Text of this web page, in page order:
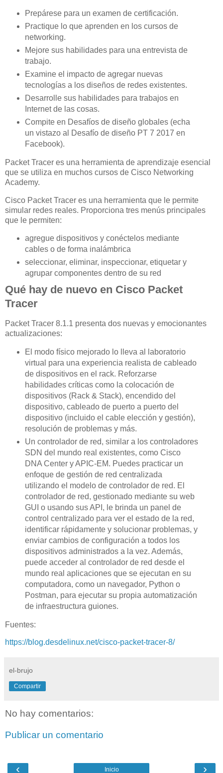
Prepárese para un examen de certificación.
Practique lo que aprenden en los cursos de
networking.
Mejore sus habilidades para una entrevista de
trabajo.
Examine el impacto de agregar nuevas
tecnologías a los diseños de redes existentes.
Desarrolle sus habilidades para trabajos en
Internet de las cosas.
Compite en Desafíos de diseño globales (echa
un vistazo al Desafío de diseño PT 7 2017 en
Facebook).
Packet Tracer es una herramienta de aprendizaje esencial
que se utiliza en muchos cursos de Cisco Networking
Academy.
Cisco Packet Tracer es una herramienta que le permite
simular redes reales. Proporciona tres menús principales
que le permiten:
agregue dispositivos y conéctelos mediante
cables o de forma inalámbrica
seleccionar, eliminar, inspeccionar, etiquetar y
agrupar componentes dentro de su red
Qué hay de nuevo en Cisco Packet
Tracer
Packet Tracer 8.1.1 presenta dos nuevas y emocionantes
actualizaciones:
El modo físico mejorado lo lleva al laboratorio
virtual para una experiencia realista de cableado
de dispositivos en el rack. Reforzarse
habilidades críticas como la colocación de
dispositivos (Rack & Stack), encendido del
dispositivo, cableado de puerto a puerto del
dispositivo (incluido el cable elección y gestión),
resolución de problemas y más.
Un controlador de red, similar a los controladores
SDN del mundo real existentes, como Cisco
DNA Center y APIC-EM. Puedes practicar un
enfoque de gestión de red centralizada
utilizando el modelo de controlador de red. El
controlador de red, gestionado mediante su web
GUI o usando sus API, le brinda un panel de
control centralizado para ver el estado de la red,
identificar rápidamente y solucionar problemas, y
enviar cambios de configuración a todos los
dispositivos administrados a la vez. Además,
puede acceder al controlador de red desde el
mundo real aplicaciones que se ejecutan en su
computadora, como un navegador, Python o
Postman, para ejecutar su propia automatización
de infraestructura guiones.
Fuentes:
https://blog.desdelinux.net/cisco-packet-tracer-8/
el-brujo
Compartir
No hay comentarios:
Publicar un comentario
‹ ›
Inicio